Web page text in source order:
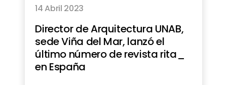
14 Abril 2023
Director de Arquitectura UNAB,
sede Viña del Mar, lanzó el
último número de revista rita_
en España